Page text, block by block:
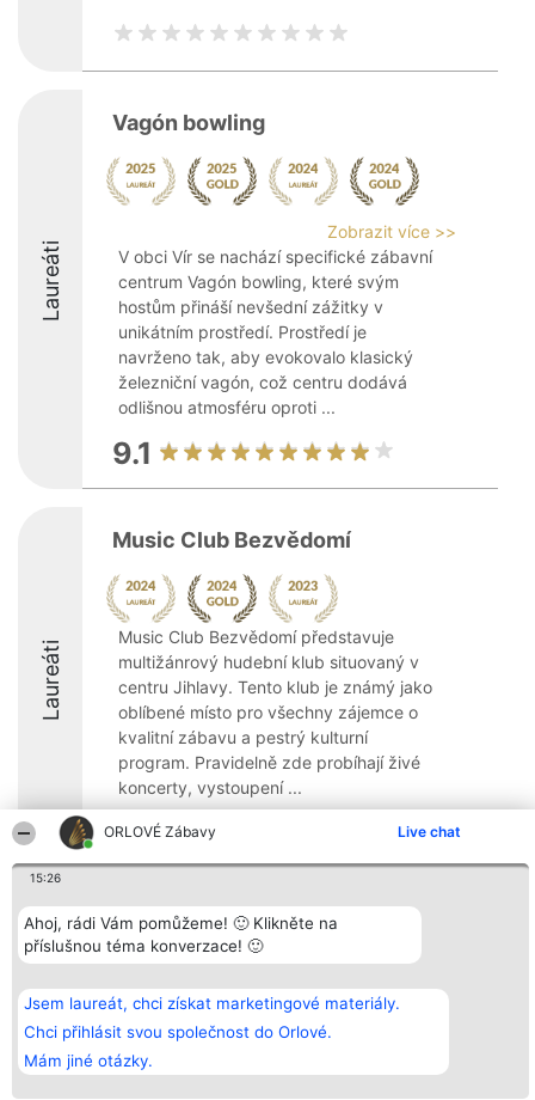
ORLOVÉ Zábavy Live chat
15:26
Ahoj, rádi Vám pomůžeme! 🙂 Klikněte na
příslušnou téma konverzace! 🙂
Jsem laureát, chci získat marketingové materiály.
Chci přihlásit svou společnost do Orlové.
Mám jiné otázky.
Laureáti
Vagón bowling
Zobrazit více >>
V obci Vír se nachází specifické zábavní
centrum Vagón bowling, které svým
hostům přináší nevšední zážitky v
unikátním prostředí. Prostředí je
navrženo tak, aby evokovalo klasický
železniční vagón, což centru dodává
odlišnou atmosféru oproti ...
9.1
Laureáti
Music Club Bezvědomí
Music Club Bezvědomí představuje
multižánrový hudební klub situovaný v
centru Jihlavy. Tento klub je známý jako
oblíbené místo pro všechny zájemce o
kvalitní zábavu a pestrý kulturní
program. Pravidelně zde probíhají živé
koncerty, vystoupení ...
Organizátor hlasování
Bright Side Solutions sp. z o.
o. sp. k.
Wrocław 50-079
KRS 0000749100 | Regon
381313360 | NIP 8943132676
Plebiscyt
Vítězové
Seznam všech
Zásady
Pravidla
Zásady
ochrany